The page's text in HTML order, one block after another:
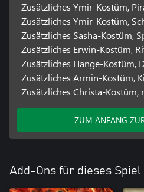
Zusätzliches Ymir-Kostüm,
Zusätzliches Ymir-Kostüm,
Zusätzliches Sasha-Kostüm,
Zusätzliches Erwin-Kostüm,
Zusätzliches Hange-Kostüm,
Zusätzliches Armin-Kostüm,
Zusätzliches Christa-Kostüm,
ZUM ANFANG
Add-Ons für dieses Spiel